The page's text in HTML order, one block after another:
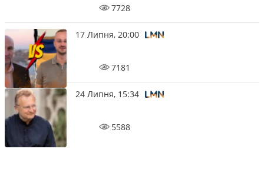
7728
17 Липня, 20:00
7181
24 Липня, 15:34
5588